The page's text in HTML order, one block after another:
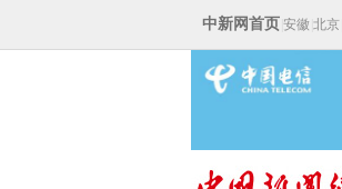
中新网首页 安徽 北京